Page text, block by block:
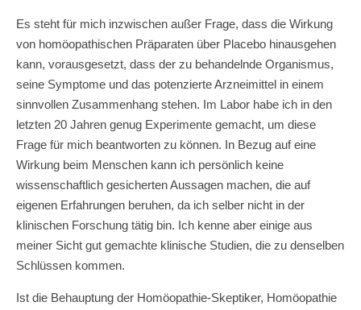
Es steht für mich inzwischen außer Frage, dass die Wirkung
von homöopathischen Präparaten über Placebo hinausgehen
kann, vorausgesetzt, dass der zu behandelnde Organismus,
seine Symptome und das potenzierte Arzneimittel in einem
sinnvollen Zusammenhang stehen. Im Labor habe ich in den
letzten 20 Jahren genug Experimente gemacht, um diese
Frage für mich beantworten zu können. In Bezug auf eine
Wirkung beim Menschen kann ich persönlich keine
wissenschaftlich gesicherten Aussagen machen, die auf
eigenen Erfahrungen beruhen, da ich selber nicht in der
klinischen Forschung tätig bin. Ich kenne aber einige aus
meiner Sicht gut gemachte klinische Studien, die zu denselben
Schlüssen kommen.
Ist die Behauptung der Homöopathie-Skeptiker, Homöopathie